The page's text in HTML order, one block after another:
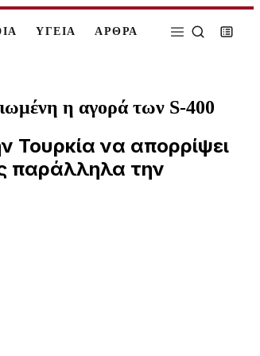
ΥΓΕΙΑ ΑΡΘΡΑ
η αγορά των S-400
Τουρκία να απορρίψει
παράλληλα την